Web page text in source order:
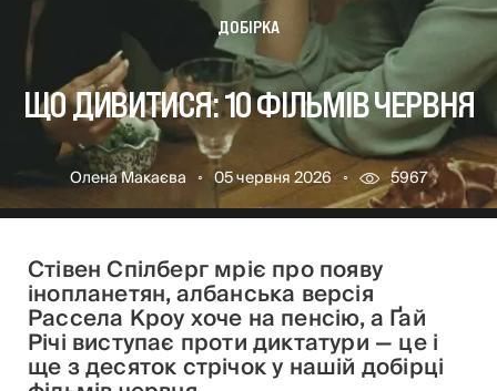
ДОБІРКА
ЩО ДИВИТИСЯ: 10 ФІЛЬМІВ ЧЕРВНЯ
Олена Макаєва 05 червня 2026 5967
Стівен Спілберг мріє про появу
інопланетян, албанська версія
Рассела Кроу хоче на пенсію, а Ґай
Річі виступає проти диктатури — це і
ще з десяток стрічок у нашій добірці